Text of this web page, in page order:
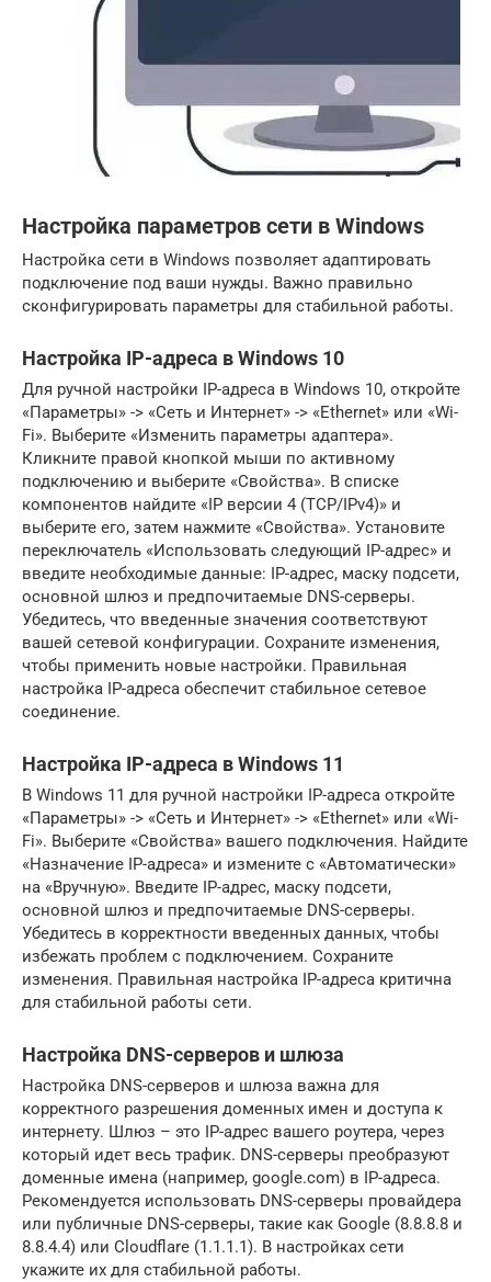
Настройка параметров сети в Windows
Настройка сети в Windows позволяет адаптировать
подключение под ваши нужды. Важно правильно
сконфигурировать параметры для стабильной работы.
Настройка IP-адреса в Windows 10
Для ручной настройки IP-адреса в Windows 10, откройте
«Параметры» -> «Сеть и Интернет» -> «Ethernet» или «Wi-
Fi». Выберите «Изменить параметры адаптера».
Кликните правой кнопкой мыши по активному
подключению и выберите «Свойства». В списке
компонентов найдите «IP версии 4 (TCP/IPv4)» и
выберите его, затем нажмите «Свойства». Установите
переключатель «Использовать следующий IP-адрес» и
введите необходимые данные: IP-адрес, маску подсети,
основной шлюз и предпочитаемые DNS-серверы.
Убедитесь, что введенные значения соответствуют
вашей сетевой конфигурации. Сохраните изменения,
чтобы применить новые настройки. Правильная
настройка IP-адреса обеспечит стабильное сетевое
соединение.
Настройка IP-адреса в Windows 11
В Windows 11 для ручной настройки IP-адреса откройте
«Параметры» -> «Сеть и Интернет» -> «Ethernet» или «Wi-
Fi». Выберите «Свойства» вашего подключения. Найдите
«Назначение IP-адреса» и измените с «Автоматически»
на «Вручную». Введите IP-адрес, маску подсети,
основной шлюз и предпочитаемые DNS-серверы.
Убедитесь в корректности введенных данных, чтобы
избежать проблем с подключением. Сохраните
изменения. Правильная настройка IP-адреса критична
для стабильной работы сети.
Настройка DNS-серверов и шлюза
Настройка DNS-серверов и шлюза важна для
корректного разрешения доменных имен и доступа к
интернету. Шлюз – это IP-адрес вашего роутера, через
который идет весь трафик. DNS-серверы преобразуют
доменные имена (например, google.com) в IP-адреса.
Рекомендуется использовать DNS-серверы провайдера
или публичные DNS-серверы, такие как Google (8.8.8.8 и
8.8.4.4) или Cloudflare (1.1.1.1). В настройках сети
укажите их для стабильной работы.